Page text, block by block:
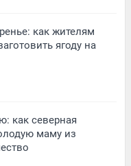
как жителям
ягоду на
как северная
маму из